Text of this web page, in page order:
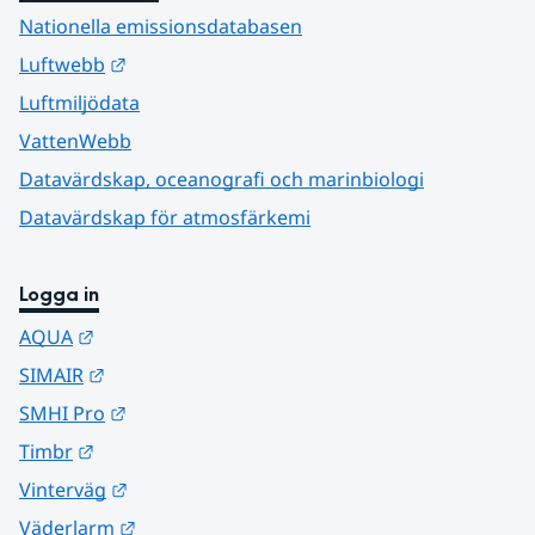
Nationella emissionsdatabasen
Luftwebb
Luftmiljödata
VattenWebb
Datavärdskap, oceanografi och marinbiologi
Datavärdskap för atmosfärkemi
Logga in
AQUA
SIMAIR
SMHI Pro
Timbr
Vinterväg
Väderlarm